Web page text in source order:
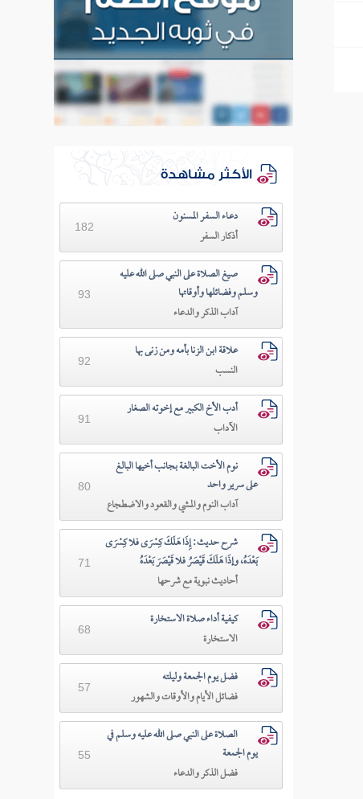
الأكثر مشاهدة
دعـاء السفـر المسنون
أذكار السفر
182
صيغ الصلاة على النبي صلى الله عليه
وسلم وفضائلها وأوقاتها
آداب الذكر والدعاء
93
علاقة ابن الزنا بأمه ومن زنى بها
النسب
92
أدب الأخ الكبير مع إخوته الصغار
الآداب
91
نوم الأخت البالغة بجانب أخيها البالغ
على سرير واحد
آداب النوم والمشي والقعود والاضطجاع
80
شرح حديث: إِذَا هَلَكَ كِسْرَى فلا كِسْرَى
بَعْدَهُ، وإذَا هَلَكَ قَيْصَرُ فلا قَيْصَرَ بَعْدَهُ
أحاديث نبوية مع شرحها
71
كيفية أداء صلاة الاستخارة
الاستخارة
68
فضل يوم الجمعة وليلته
فضائل الأيام والأوقات والشهور
57
الصلاة على النبي صلى الله عليه وسلم في
يوم الجمعة
فضل الذكر والدعاء
55